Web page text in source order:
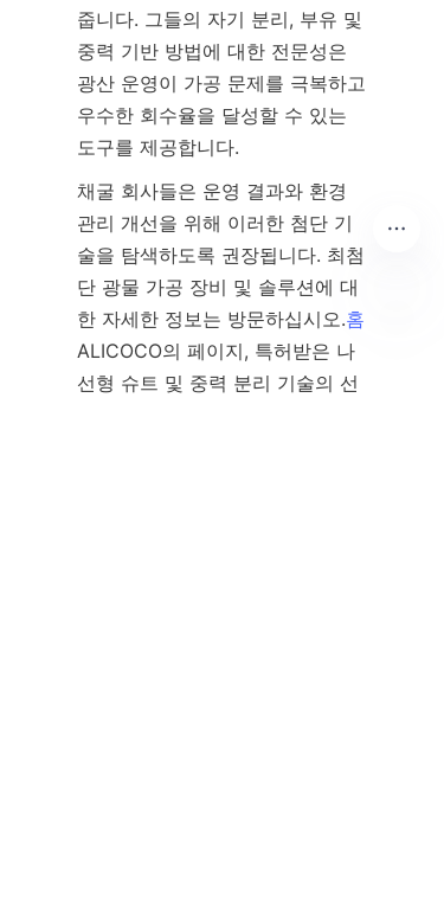
줍니다. 그들의 자기 분리, 부유 및
중력 기반 방법에 대한 전문성은
광산 운영이 가공 문제를 극복하고
우수한 회수율을 달성할 수 있는
도구를 제공합니다.
채굴 회사들은 운영 결과와 환경
관리 개선을 위해 이러한 첨단 기
술을 탐색하도록 권장됩니다. 최첨
단 광물 가공 장비 및 솔루션에 대
한 자세한 정보는 방문하십시오.홈
ALICOCO의 페이지, 특허받은 나
선형 슈트 및 중력 분리 기술의 선